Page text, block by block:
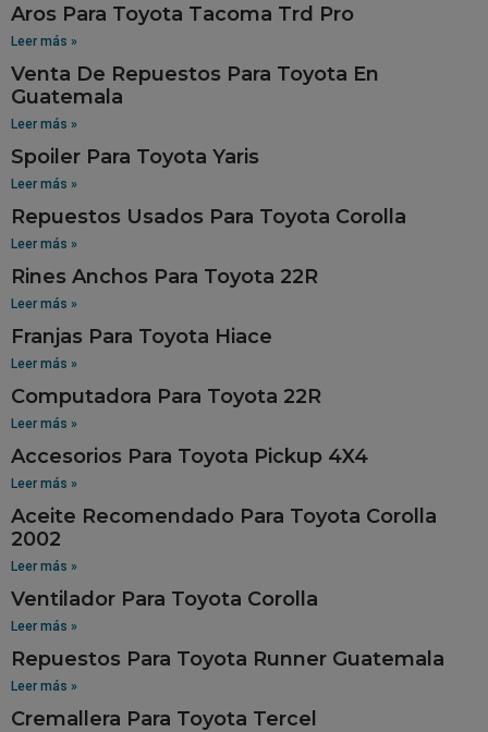
Aros Para Toyota Tacoma Trd Pro
Leer más »
Venta De Repuestos Para Toyota En
Guatemala
Leer más »
Spoiler Para Toyota Yaris
Leer más »
Repuestos Usados Para Toyota Corolla
Leer más »
Rines Anchos Para Toyota 22R
Leer más »
Franjas Para Toyota Hiace
Leer más »
Computadora Para Toyota 22R
Leer más »
Accesorios Para Toyota Pickup 4X4
Leer más »
Aceite Recomendado Para Toyota Corolla
2002
Leer más »
Ventilador Para Toyota Corolla
Leer más »
Repuestos Para Toyota Runner Guatemala
Leer más »
Cremallera Para Toyota Tercel